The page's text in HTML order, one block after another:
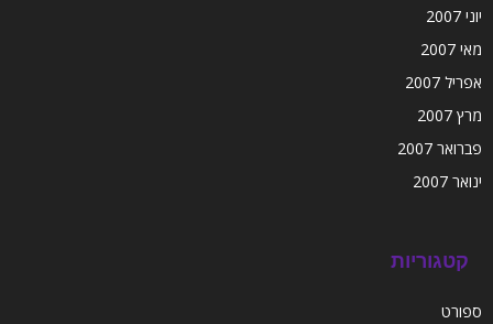
יוני 2007
מאי 2007
אפריל 2007
מרץ 2007
פברואר 2007
ינואר 2007
קטגוריות
ספורט